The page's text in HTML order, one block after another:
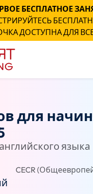
БЕСПЛАТНОЕ
ДОСТУПНА ДЛЯ
для
языка
CECR